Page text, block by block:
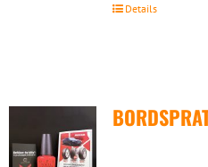
Details